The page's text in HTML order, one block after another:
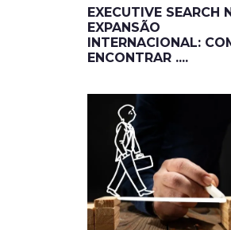
EXECUTIVE SEARCH
EXPANSÃO
INTERNACIONAL:
ENCONTRAR ....